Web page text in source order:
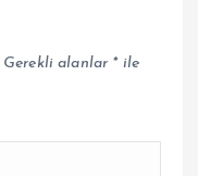
Gerekli alanlar *ile